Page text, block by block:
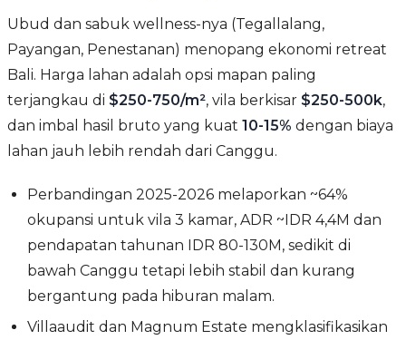
Ubud dan sabuk wellness-nya (Tegallalang,
Payangan, Penestanan) menopang ekonomi retreat
Bali. Harga lahan adalah opsi mapan paling
terjangkau di $250-750/m², vila berkisar $250-500k,
dan imbal hasil bruto yang kuat 10-15% dengan biaya
lahan jauh lebih rendah dari Canggu.
Perbandingan 2025-2026 melaporkan ~64%
okupansi untuk vila 3 kamar, ADR ~IDR 4,4M dan
pendapatan tahunan IDR 80-130M, sedikit di
bawah Canggu tetapi lebih stabil dan kurang
bergantung pada hiburan malam.
Villaaudit dan Magnum Estate mengklasifikasikan